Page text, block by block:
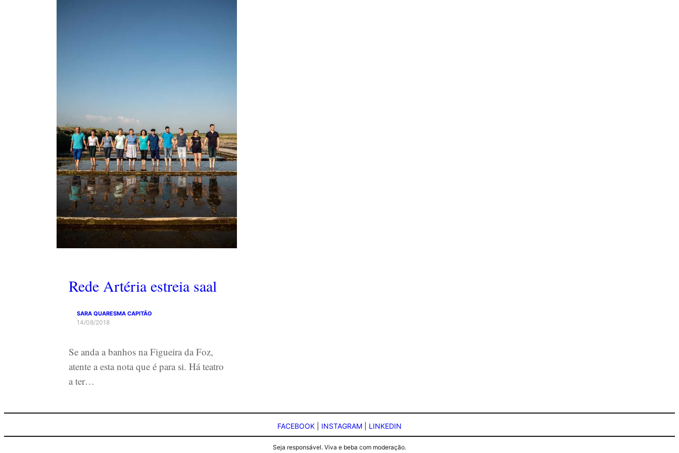
Rede Artéria estreia saal
SARA QUARESMA CAPITÃO
14/08/2018
Se anda a banhos na Figueira da Foz,
atente a esta nota que é para si. Há teatro
a ter…
FACEBOOK INSTAGRAM LINKEDIN
Seja responsável. Viva e beba com moderação.